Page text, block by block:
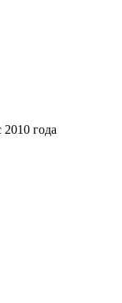
2010 года